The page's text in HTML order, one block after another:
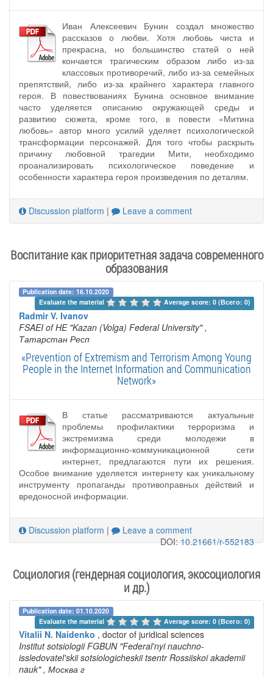
Иван Алексеевич Бунин создал множество
рассказов о любви. Хотя любовь чиста и
прекрасна, но большинство статей о ней
кончается трагическим образом либо из-за
классовых противоречий, либо из-за семейных
препятствий, либо из-за крайнего характера главного
героя. В повествованиях Бунина основное внимание
часто уделяется описанию окружающей среды и
развитию сюжета, кроме того, в повести «Митина
любовь» автор много усилий уделяет психологической
трансформации персонажей. Для того чтобы раскрыть
причину любовной трагедии Мити, необходимо
проанализировать психологическое поведение и
особенности характера героя произведения по деталям.
Discussion platform | Leave a comment
Воспитание как приоритетная задача современного
образования
Publication date: 16.10.2020
Evaluate the material
Average score: 0 (Всего: 0)
Radmir V. Ivanov
FSAEI of HE "Kazan (Volga) Federal University" ,
Татарстан Респ
«Prevention of Extremism and Terrorism Among Young
People in the Internet Information and Communication
Network»
В статье рассматриваются актуальные
проблемы профилактики терроризма и
экстремизма среди молодежи в
информационно-коммуникационной сети
интернет, предлагаются пути их решения.
Особое внимание уделяется интернету как уникальному
инструменту пропаганды противоправных действий и
вредоносной информации.
Discussion platform |
Leave a comment
DOI:10.21661/r-552183
Социология (гендерная социология, экосоциология
и др.)
Publication date: 01.10.2020
Evaluate the material
Average score: 0 (Всего: 0)
Vitalii N. Naidenko , doctor of juridical sciences
Institut sotsiologii FGBUN "Federal'nyi nauchno-
issledovatel'skii sotsiologicheskii tsentr Rossiiskoi akademii
nauk" , Москва г